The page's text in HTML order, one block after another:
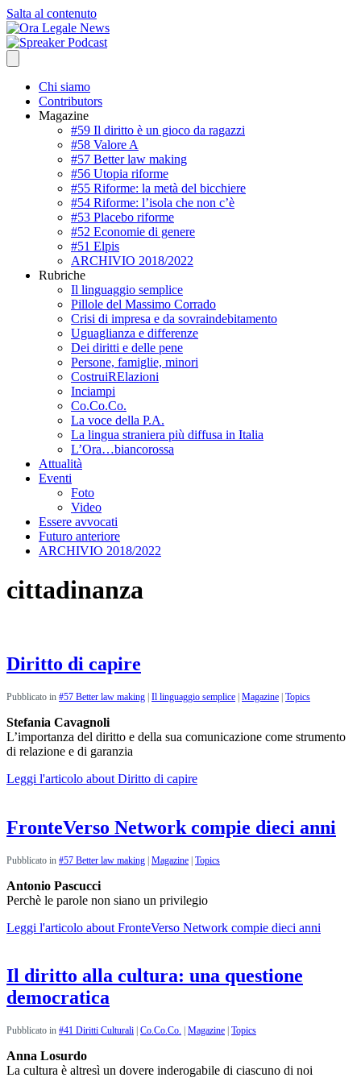
Salta al contenuto
Chi siamo
Contributors
Magazine
#59 Il diritto è un gioco da ragazzi
#58 Valore A
#57 Better law making
#56 Utopia riforme
#55 Riforme: la metà del bicchiere
#54 Riforme: l’isola che non c’è
#53 Placebo riforme
#52 Economie di genere
#51 Elpis
ARCHIVIO 2018/2022
Rubriche
Il linguaggio semplice
Pillole del Massimo Corrado
Crisi di impresa e da sovraindebitamento
Uguaglianza e differenze
Dei diritti e delle pene
Persone, famiglie, minori
CostruiRElazioni
Inciampi
Co.Co.Co.
La voce della P.A.
La lingua straniera più diffusa in Italia
L’Ora…biancorossa
Attualità
Eventi
Foto
Video
Essere avvocati
Futuro anteriore
ARCHIVIO 2018/2022
cittadinanza
Diritto di capire
Pubblicato in #57 Better law making | Il linguaggio semplice | Magazine | Topics
Stefania Cavagnoli
L’importanza del diritto e della sua comunicazione come strumento
di relazione e di garanzia
Leggi l'articolo about Diritto di capire
FronteVerso Network compie dieci anni
Pubblicato in #57 Better law making | Magazine | Topics
Antonio Pascucci
Perchè le parole non siano un privilegio
Leggi l'articolo about FronteVerso Network compie dieci anni
Il diritto alla cultura: una questione
democratica
Pubblicato in #41 Diritti Culturali Co.Co.Co. Magazine Topics
Anna Losurdo
La cultura è altresì un dovere inderogabile di ciascuno di noi